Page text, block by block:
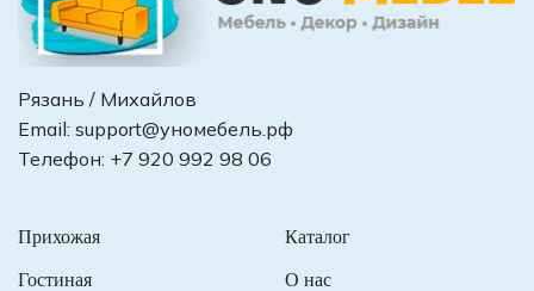
Рязань / Михайлов
Email: support@уномебель.рф
Телефон: +7 920 992 98 06
Прихожая
Гостиная
Каталог
О нас